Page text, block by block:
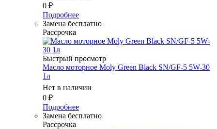
0 ₽
Подробнее
Замена бесплатно
Рассрочка
Быстрый просмотр
Масло мотоpное Moly Green Black SN/GF-5 5W-30
1л
Нет в наличии
0 ₽
Подробнее
Замена бесплатно
Рассрочка